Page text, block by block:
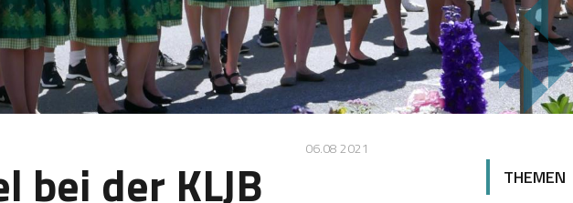
06.08 2021
bei der KLJB THEMEN